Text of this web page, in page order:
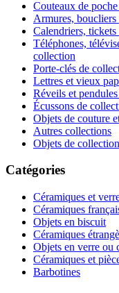
Couteaux de
Armures, boucliers
Calendriers,
Téléphones,
collection
Porte-clés de
Lettres et vieux
Réveils et
Écussons de
Objets de couture
Autres collections
Objets de
Catégories
Céramiques et
Céramiques
Objets en biscuit
Céramiques
Objets en verre ou
Céramiques et
Barbotines